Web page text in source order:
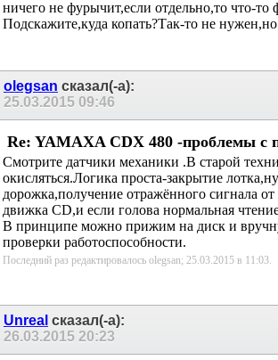
ничего не фурычит,если отдельно,то что-то
Подскажите,куда копать?Так-то не
olegsanсказал(-а):
25.03.2015 09:46
Re: YAMAXA CDX 480 -проблемы с
Смотрите датчики механики .В старой
окисляться.Логика проста-закрытие
дорожка,получение отражённого сигнала от
движка CD,и если голова нормальная
В принципе можно прижим на диск и
проверки работоспособности.
Последний раз редактировалось olegsan; 25.03.2015 в
Unrealсказал(-а):
26.03.2015 20:23